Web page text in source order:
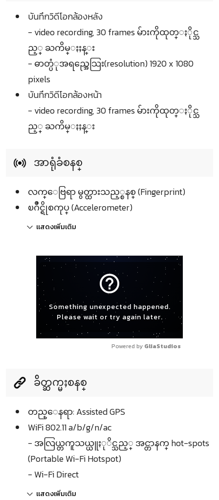
บันทึกวิดีโอกล้องหลัง
- video recording, 30 frames မ်ားကိုထုတ္ႏိုင္သ
ည့္ ႀကိမ္ႏႈန္း
- ဓာတ္ပံုအရည္အေသြး(resolution) 1920 x 1080
pixels
บันทึกวิดีโอกล้องหน้า
- video recording, 30 frames မ်ားကိုထုတ္ႏိုင္သ
ည့္ ႀကိမ္ႏႈန္း
အာရုံခံစနစ္
လက္ေဗြရာ မွတ္ထားသည့္စနစ္ (Fingerprint)
ၿဂိဳင္ရိုစကုပ္ (Accelerometer)
แสดงเพิ่มเติม
help_outline
Something unexpected happened.
Please wait or try again later.
Powered by GliaStudios
ခ်ိတ္ဆက္မႈစနစ္
တည္ေနရာ: Assisted GPS
WiFi 802.11 a/b/g/n/ac
- အလြယ္တကူသယ္ယူႏုိင္သည့္ အင္တာနက္ hot-spots
(Portable Wi-Fi Hotspot)
- Wi-Fi Direct
แสดงเพิ่มเติม